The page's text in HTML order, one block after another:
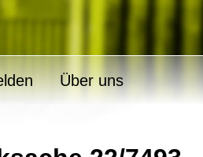
Über uns